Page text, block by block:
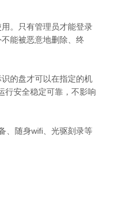
。只有管理员才能登录
能被恶意地删除、终
的盘才可以在指定的机
行安全稳定可靠，不影响
、随身wifi、光驱刻录等